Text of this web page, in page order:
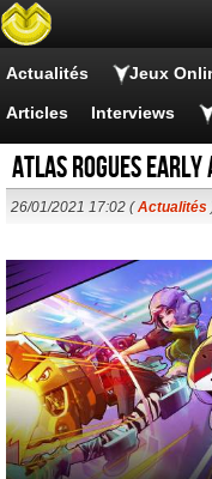
Actualités Jeux
Articles Interviews
Atlas Rogues Early
26/01/2021 17:02 (Actualités